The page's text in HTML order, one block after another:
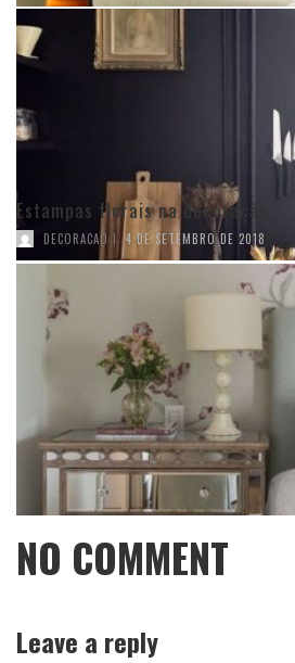
Estampas florais na decoração
DECORACAO I, 4 DE SETEMBRO DE 2018
NO COMMENT
Leave a reply